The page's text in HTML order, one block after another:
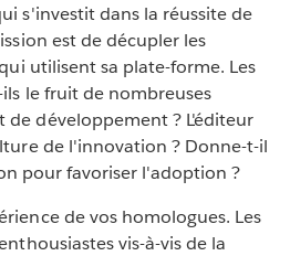
s'investit dans la réussite de
est de décupler les
utilisent sa plate-forme. Les
le fruit de nombreuses
de développement ? L'éditeur
de l'innovation ? Donne-t-il
pour favoriser l'adoption ?
de vos homologues. Les
vis-à-vis de la